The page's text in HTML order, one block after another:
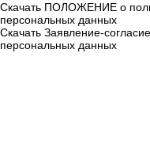
Скачать ПОЛОЖЕНИЕ о
персональных данных
Скачать Заявление-
персональных данных